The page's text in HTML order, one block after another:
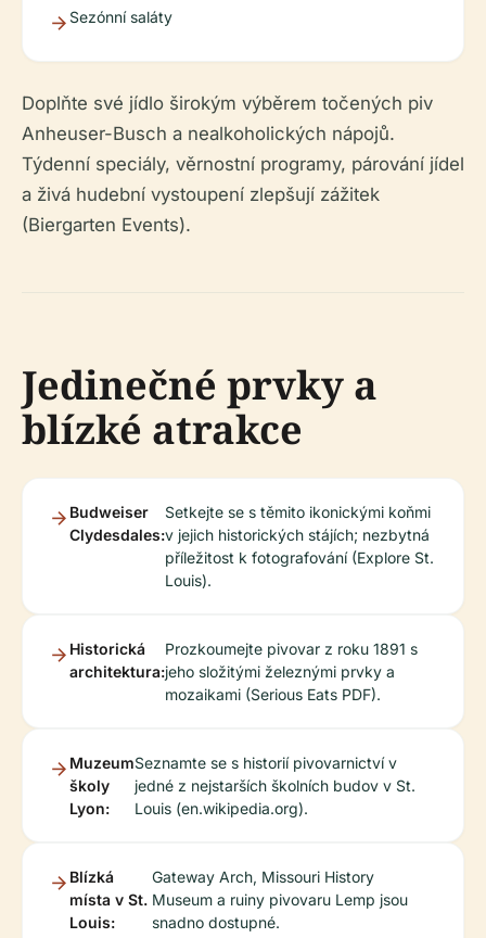
Sezónní saláty
Doplňte své jídlo širokým výběrem točených piv
Anheuser-Busch a nealkoholických nápojů.
Týdenní speciály, věrnostní programy, párování jídel
a živá hudební vystoupení zlepšují zážitek
(Biergarten Events).
Jedinečné prvky a
blízké atrakce
Budweiser
Clydesdales:
Setkejte se s těmito ikonickými koňmi
v jejich historických stájích; nezbytná
příležitost k fotografování (Explore St.
Louis).
Historická
architektura:
Prozkoumejte pivovar z roku 1891 s
jeho složitými železnými prvky a
mozaikami (Serious Eats PDF).
Muzeum
školy
Lyon:
Seznamte se s historií pivovarnictví v
jedné z nejstarších školních budov v St.
Louis (en.wikipedia.org).
Blízká
místa v St.
Louis:
Gateway Arch, Missouri History
Museum a ruiny pivovaru Lemp jsou
snadno dostupné.